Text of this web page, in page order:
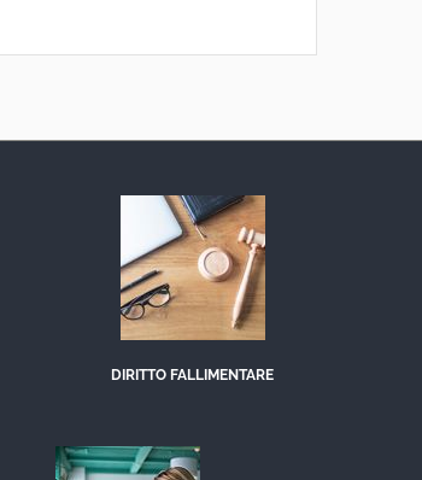
DIRITTO FALLIMENTARE